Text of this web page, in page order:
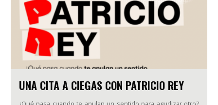
UNA CITA A CIEGAS CON PATRICIO REY